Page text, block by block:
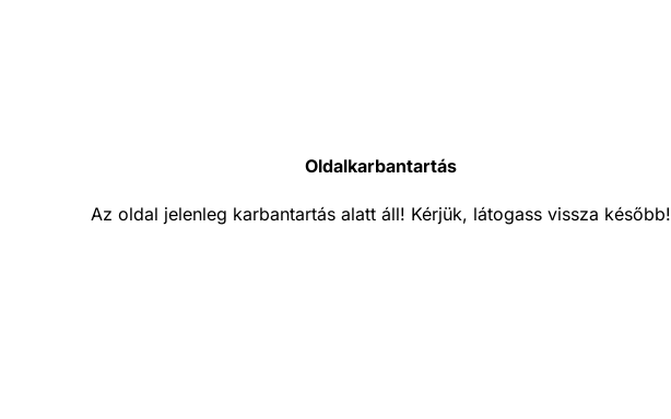
Oldalkarbantartás
Az oldal jelenleg karbantartás alatt áll! Kérjük, látogass vissza később!